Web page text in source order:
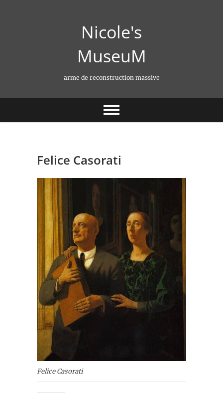
Nicole's
MuseuM
arme de reconstruction massive
Felice Casorati
Felice Casorati